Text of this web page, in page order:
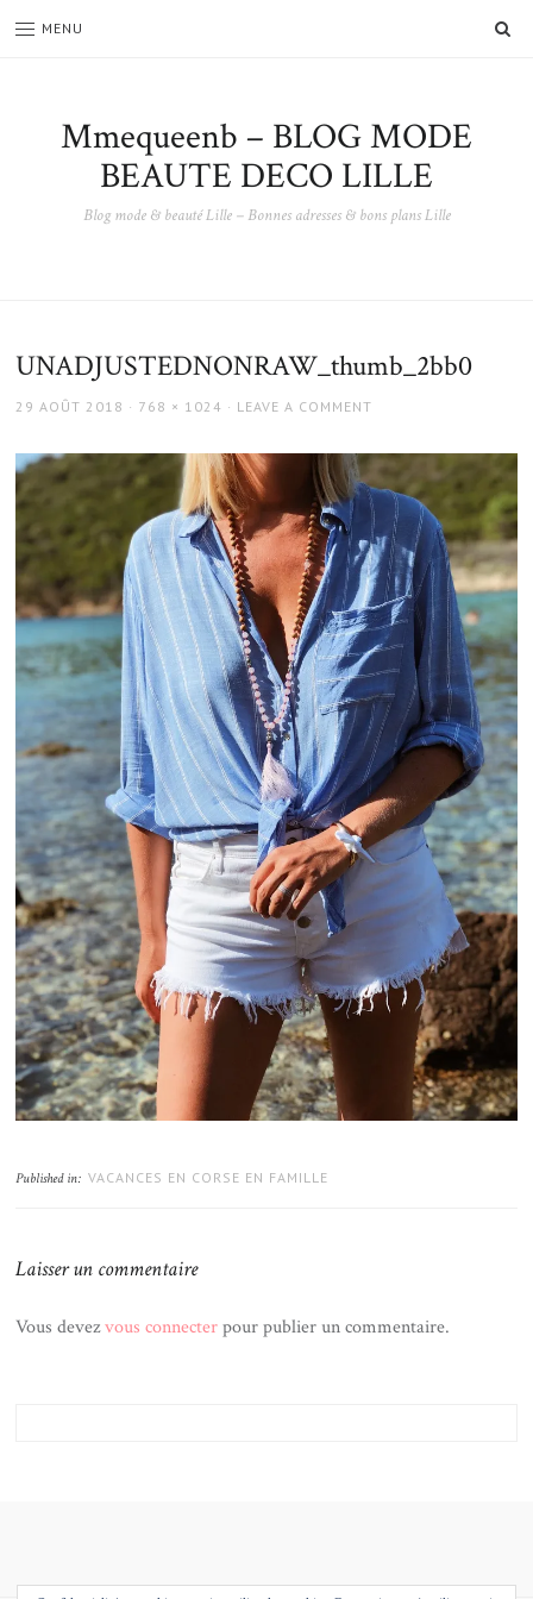
MENU
Mmequeenb – BLOG MODE
BEAUTE DECO LILLE
Blog mode & beauté Lille – Bonnes adresses & bons plans Lille
UNADJUSTEDNONRAW_thumb_2bb0
POSTED
29 AOÛT 2018
FULL
768 × 1024 LEAVE A COMMENT
Published in: VACANCES EN CORSE EN FAMILLE
Laisser un commentaire
Vous devezvous connecterpour publier un commentaire.